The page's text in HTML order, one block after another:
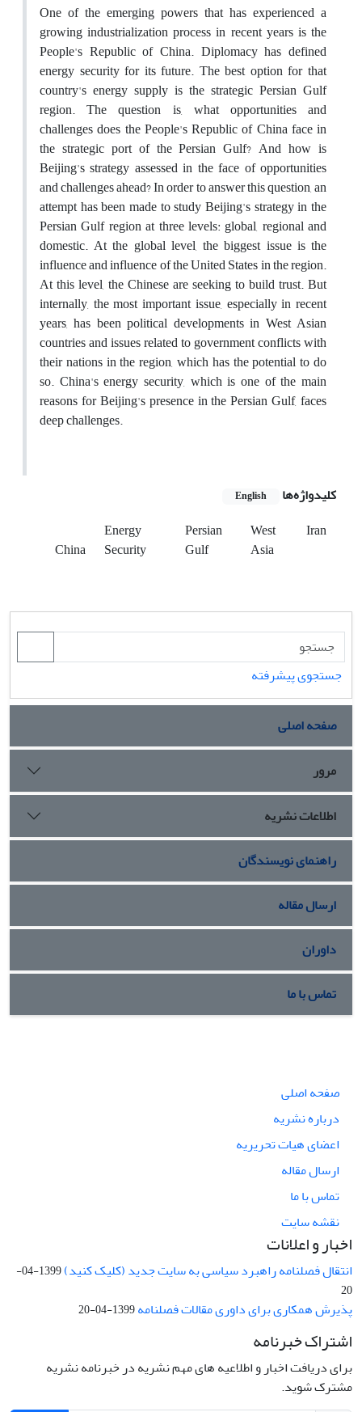
One of the emerging powers that has experienced a
growing industrialization process in recent years is the
People's Republic of China. Diplomacy has defined
energy security for its future. The best option for that
country's energy supply is the strategic Persian Gulf
region. The question is, what opportunities and
challenges does the People's Republic of China face in
the strategic port of the Persian Gulf? And how is
Beijing's strategy assessed in the face of opportunities
and challenges ahead? In order to answer this question, an
attempt has been made to study Beijing's strategy in the
Persian Gulf region at three levels: global, regional and
domestic. At the global level, the biggest issue is the
influence and influence of the United States in the region.
At this level, the Chinese are seeking to build trust. But
internally, the most important issue, especially in recent
years, has been political developments in West Asian
countries and issues related to government conflicts with
their nations in the region, which has the potential to do
so. China's energy security, which is one of the main
reasons for Beijing's presence in the Persian Gulf, faces
deep challenges.
کلیدواژه‌ها English
China
Energy
Security
Persian
Gulf
West
Asia
Iran
جستجوی پیشرفته
صفحه اصلی
مرور
اطلاعات نشریه
راهنمای نویسندگان
ارسال مقاله
داوران
تماس با ما
صفحه اصلی
درباره نشریه
اعضای هیات تحریریه
ارسال مقاله
تماس با ما
نقشه سایت
اخبار و اعلانات
انتقال فصلنامه راهبرد سیاسی به سایت جدید (کلیک کنید)
1399-04-
20
پذیرش همکاری برای داوری مقالات فصلنامه1399-04-20
اشتراک خبرنامه
برای دریافت اخبار و اطلاعیه های مهم نشریه در خبرنامه نشریه
مشترک شوید.